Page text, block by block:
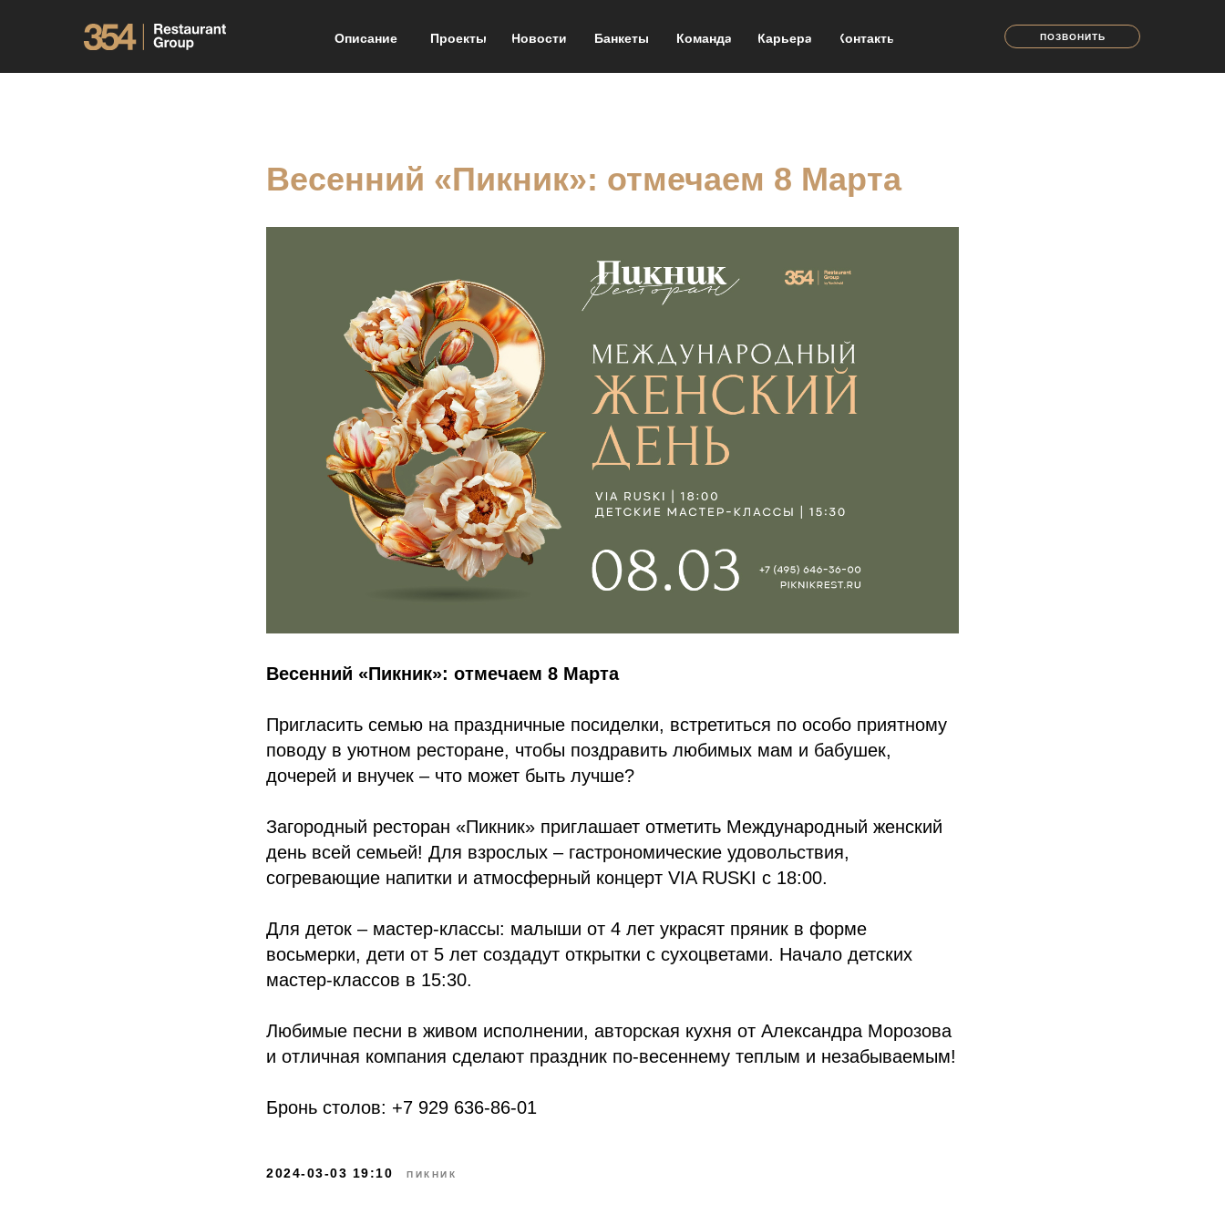
Описание Проекты Новости Банкеты Команда Карьера ПОЗВОНИТЬ
Контакты
Весенний «Пикник»: отмечаем 8 Марта
Весенний «Пикник»: отмечаем 8 Марта
Пригласить семью на праздничные посиделки, встретиться по особо приятному
поводу в уютном ресторане, чтобы поздравить любимых мам и бабушек,
дочерей и внучек – что может быть лучше?
Загородный ресторан «Пикник» приглашает отметить Международный женский
день всей семьей! Для взрослых – гастрономические удовольствия,
согревающие напитки и атмосферный концерт VIA RUSKI с 18:00.
Для деток – мастер-классы: малыши от 4 лет украсят пряник в форме
восьмерки, дети от 5 лет создадут открытки с сухоцветами. Начало детских
мастер-классов в 15:30.
Любимые песни в живом исполнении, авторская кухня от Александра Морозова
и отличная компания сделают праздник по-весеннему теплым и незабываемым!
Бронь столов: +7 929 636-86-01
2024-03-03 19:10 ПИКНИК